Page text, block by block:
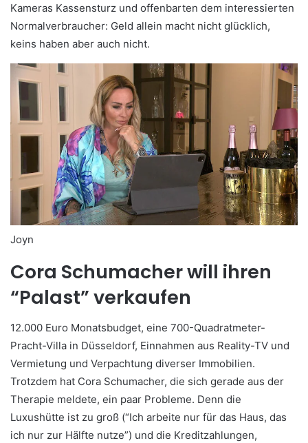
Kameras Kassensturz und offenbarten dem interessierten
Normalverbraucher: Geld allein macht nicht glücklich,
keins haben aber auch nicht.
Joyn
Cora Schumacher will ihren
“Palast” verkaufen
12.000 Euro Monatsbudget, eine 700-Quadratmeter-
Pracht-Villa in Düsseldorf, Einnahmen aus Reality-TV und
Vermietung und Verpachtung diverser Immobilien.
Trotzdem hat Cora Schumacher, die sich gerade aus der
Therapie meldete, ein paar Probleme. Denn die
Luxushütte ist zu groß (“Ich arbeite nur für das Haus, das
ich nur zur Hälfte nutze”) und die Kreditzahlungen,